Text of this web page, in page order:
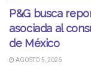
P&G busca
asociada al
de México
AGOSTO 5, 2026